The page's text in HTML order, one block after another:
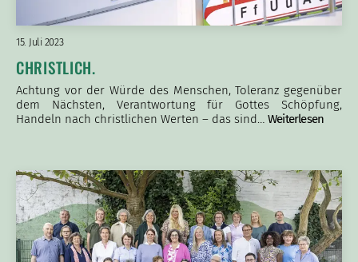
15. Juli 2023
CHRISTLICH.
Achtung vor der Würde des Menschen, Toleranz gegenüber
dem Nächsten, Verantwortung für Gottes Schöpfung,
Handeln nach christlichen Werten – das sind… Weiterlesen